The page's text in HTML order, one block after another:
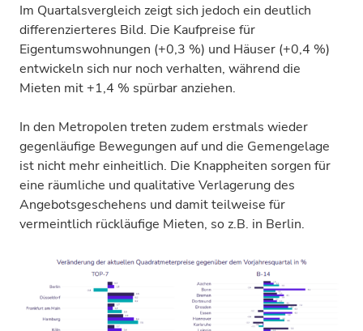
Im Quartalsvergleich zeigt sich jedoch ein deutlich
differenzierteres Bild. Die Kaufpreise für
Eigentumswohnungen (+0,3 %) und Häuser (+0,4 %)
entwickeln sich nur noch verhalten, während die
Mieten mit +1,4 % spürbar anziehen.
In den Metropolen treten zudem erstmals wieder
gegenläufige Bewegungen auf und die Gemengelage
ist nicht mehr einheitlich. Die Knappheiten sorgen für
eine räumliche und qualitative Verlagerung des
Angebotsgeschehens und damit teilweise für
vermeintlich rückläufige Mieten, so z.B. in Berlin.